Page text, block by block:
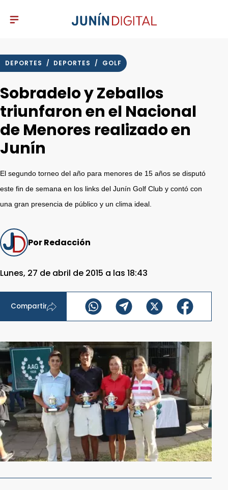
DEPORTES / DEPORTES / GOLF
Sobradelo y Zeballos
triunfaron en el Nacional
de Menores realizado en
Junín
El segundo torneo del año para menores de 15 años se disputó
este fin de semana en los links del Junín Golf Club y contó con
una gran presencia de público y un clima ideal.
Por Redacción
Lunes, 27 de abril de 2015 a las 18:43
Compartir